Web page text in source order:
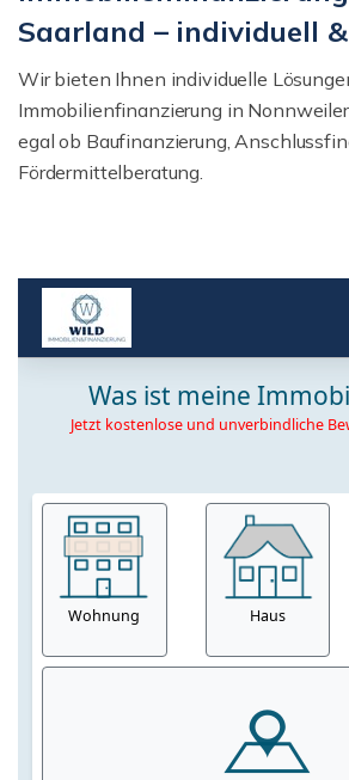
Saarland – individuell
Wir bieten Ihnen individuelle
Immobilienfinanzierung in
egal ob Baufinanzierung,
Fördermittelberatung.